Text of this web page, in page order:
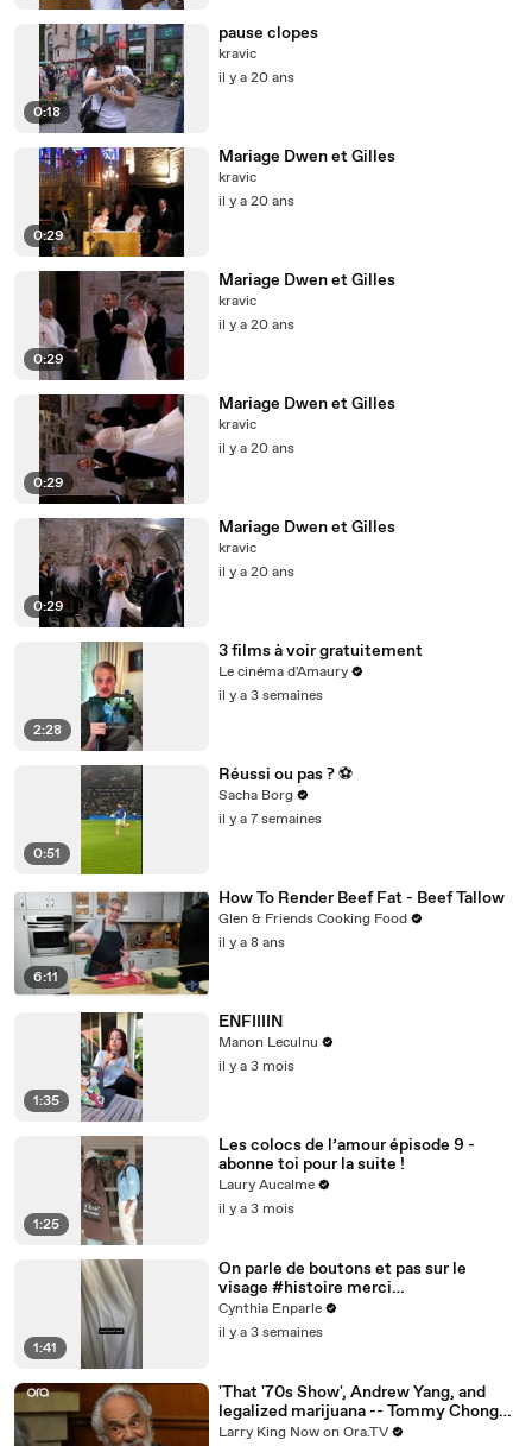
0:18
pause clopes
kravic
il y a 20 ans
0:29
Mariage Dwen et Gilles
kravic
il y a 20 ans
0:29
Mariage Dwen et Gilles
kravic
il y a 20 ans
0:29
Mariage Dwen et Gilles
kravic
il y a 20 ans
0:29
Mariage Dwen et Gilles
kravic
il y a 20 ans
2:28
3 films à voir gratuitement
Le cinéma d'Amaury
il y a 3 semaines
0:51
Réussi ou pas ? ⚽️
Sacha Borg
il y a 7 semaines
6:11
How To Render Beef Fat - Beef Tallow
Glen & Friends Cooking Food
il y a 8 ans
1:35
ENFIIIIN
Manon Leculnu
il y a 3 mois
1:25
Les colocs de l’amour épisode 9 -
abonne toi pour la suite !
Laury Aucalme
il y a 3 mois
1:41
On parle de boutons et pas sur le
visage #histoire merci
@studio_paillette prêt*
Cynthia Enparle
il y a 3 semaines
'That '70s Show', Andrew Yang, and
legalized marijuana -- Tommy Chong
answers your social media questions
Larry King Now on Ora.TV